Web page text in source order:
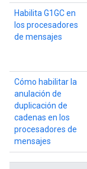
Habilita G1GC en
los procesadores
de mensajes
Cómo habilitar la
anulación de
duplicación de
cadenas en los
procesadores de
mensajes